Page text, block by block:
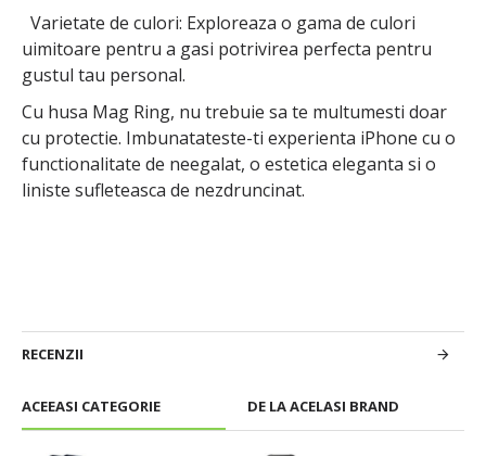
ACEEASI CATEGORIE DE LA ACELASI BRAND
Varietate de culori: Exploreaza o gama de culori
uimitoare pentru a gasi potrivirea perfecta pentru
gustul tau personal.
Cu husa Mag Ring, nu trebuie sa te multumesti doar
cu protectie. Imbunatateste-ti experienta iPhone cu o
functionalitate de neegalat, o estetica eleganta si o
liniste sufleteasca de nezdruncinat.
RECENZII